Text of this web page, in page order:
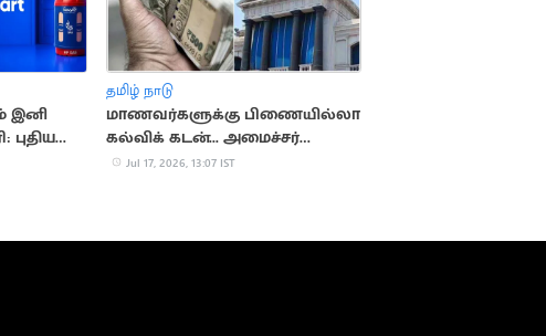
இனி
தமிழ் நாடு
மாணவர்களுக்கு பிணையில்லா
கல்விக் கடன்... அமைச்சர்
அறிவிப்பு
Jul 17, 2026, 13:07 IST